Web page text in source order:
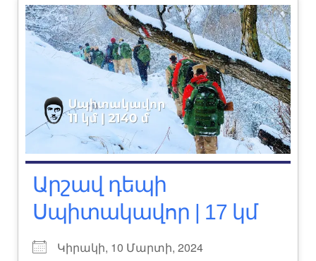
Արշավ դեպի
Սպիտակավոր | 17 կմ
Կիրակի, 10 Մարտի, 2024